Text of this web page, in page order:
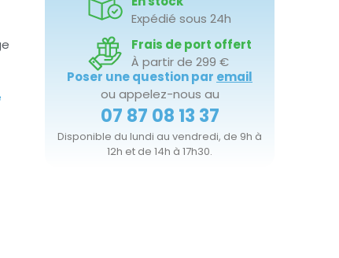
Expédié sous 24h
Frais de port offert
À partir de 299 €
Poser une question par email
ou appelez-nous au
07 87 08 13 37
Disponible du lundi au vendredi, de 9h à
12h et de 14h à 17h30.